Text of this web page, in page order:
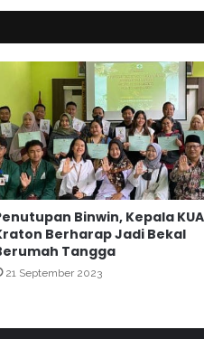
T
I
J
R
O
N
R
A
P
A
T
P
E
A
Binwin, Kepala KUA
Berharap Jadi Bekal
Tangga
21 September 2023